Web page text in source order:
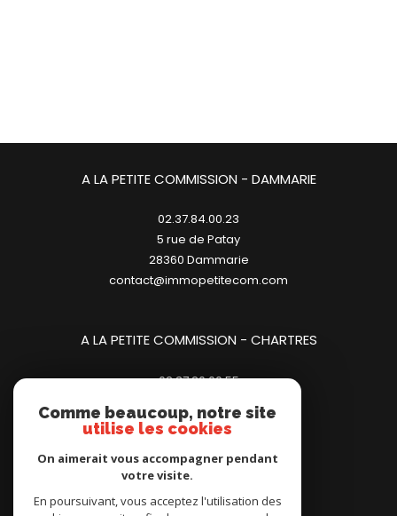
A LA PETITE COMMISSION - CHARTRES
02.37.20.00.55
28000 chartres
A LA PETITE COMMISSION - DAMMARIE
02.37.84.00.23
5 rue de Patay
28360
dammarie
contact@immopetitecom.com
Adhérents
Comme beaucoup, notre site
utilise les cookies
On aimerait vous accompagner pendant
votre visite.
En poursuivant, vous acceptez l'utilisation des